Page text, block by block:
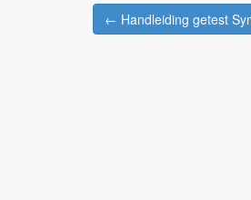
Post
navigation
← Handleiding getest